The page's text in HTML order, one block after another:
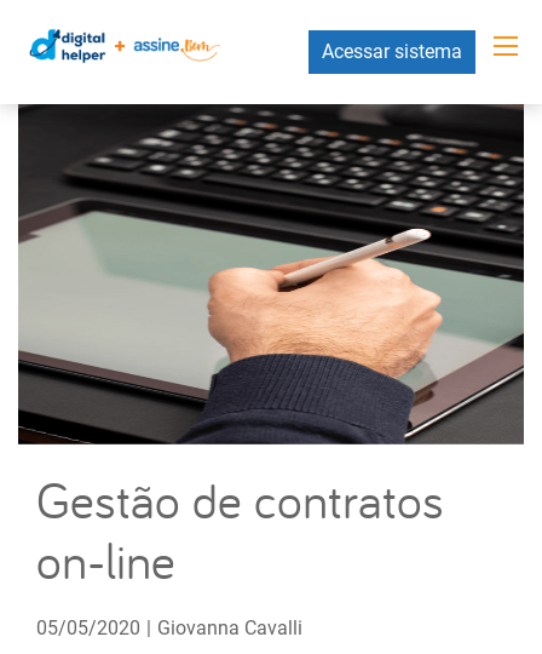
Acessar sistema
Gestão de contratos
on-line
05/05/2020 | Giovanna Cavalli